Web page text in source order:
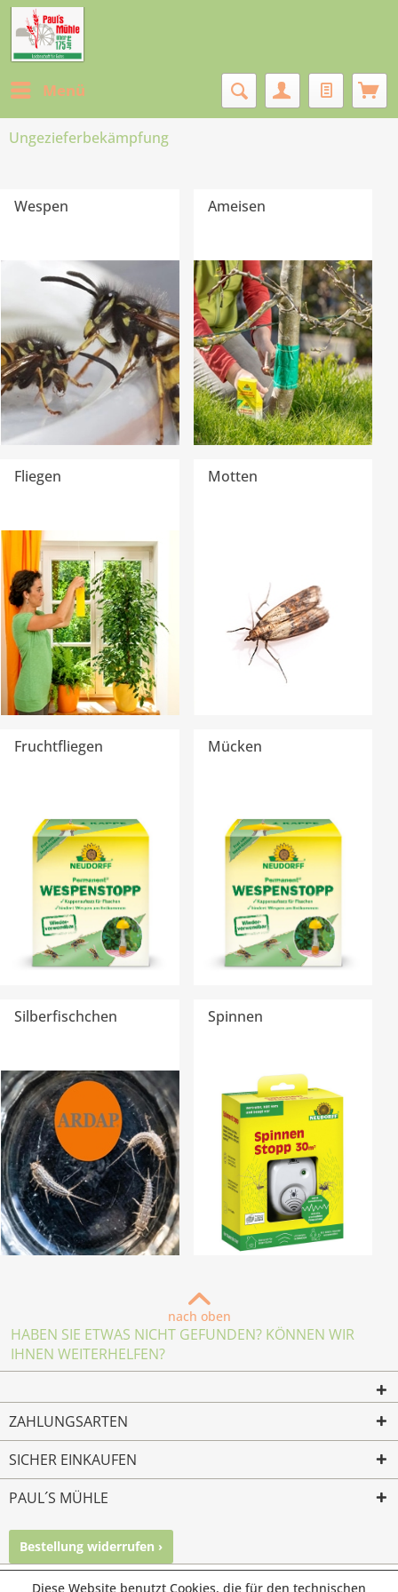
Menü
Ungezieferbekämpfung
Wespen Ameisen
Fliegen Motten
Fruchtfliegen Mücken
Silberfischchen Spinnen
nach oben
HABEN SIE ETWAS NICHT GEFUNDEN? KÖNNEN WIR
IHNEN WEITERHELFEN?
ZAHLUNGSARTEN
SICHER EINKAUFEN
PAUL´S MÜHLE
Bestellung widerrufen ›
Mailkontakt Facebook Instagram
Diese Website benutzt Cookies, die für den technischen